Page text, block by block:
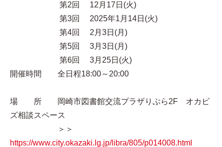
第2回 12月17日(火)
第3回 2025年1月14日(火)
第4回 2月3日(月)
第5回 3月3日(月)
第6回 3月25日(火)
開催時間 全日程18:00～20:00
場 所 岡崎市図書館交流プラザりぶら2F オカビ
ズ相談スペース
＞＞
https://www.city.okazaki.lg.jp/libra/805/p014008.html